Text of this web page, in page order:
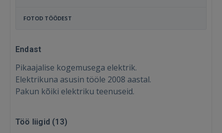
FOTOD TÖÖDEST
Endast
Pikaajalise kogemusega elektrik.
Elektrikuna asusin tööle 2008 aastal.
Pakun kõiki elektriku teenuseid.
Töö liigid (13)